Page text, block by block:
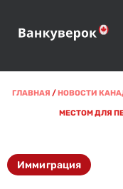
ГЛАВНАЯ /НОВОСТИ
МЕСТОМ ДЛЯ
Иммиграция